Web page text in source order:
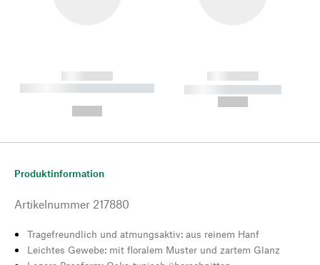
------------
----------- ----------- --------
------------
----------- -----------
Produktinformation
Artikelnummer 217880
Tragefreundlich und atmungsaktiv: aus reinem Hanf
Leichtes Gewebe: mit floralem Muster und zartem Glanz